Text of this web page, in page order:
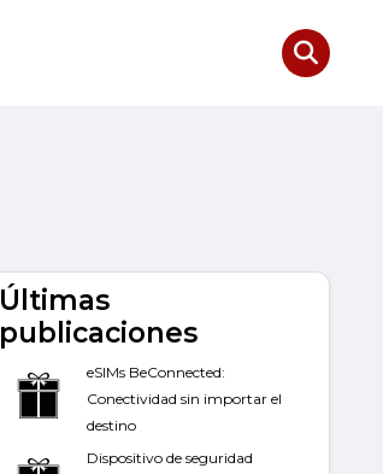
Últimas
publicaciones
eSIMs BeConnected:
Conectividad sin importar el
destino
Dispositivo de seguridad